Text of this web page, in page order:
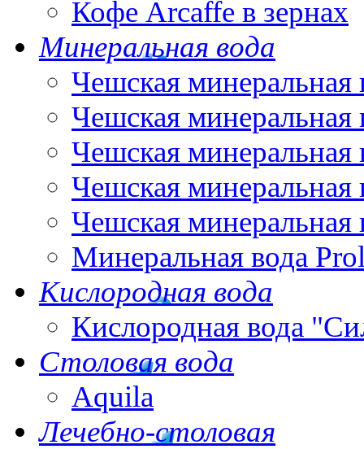
Кофе Arcaffe в зернах
Минеральная вода
Чешская минеральная
Чешская минеральная
Чешская минеральная
Чешская минеральная
Чешская минеральная
Минеральная вода
Кислородная вода
Кислородная вода
Столовая вода
Aquila
Лечебно-столовая